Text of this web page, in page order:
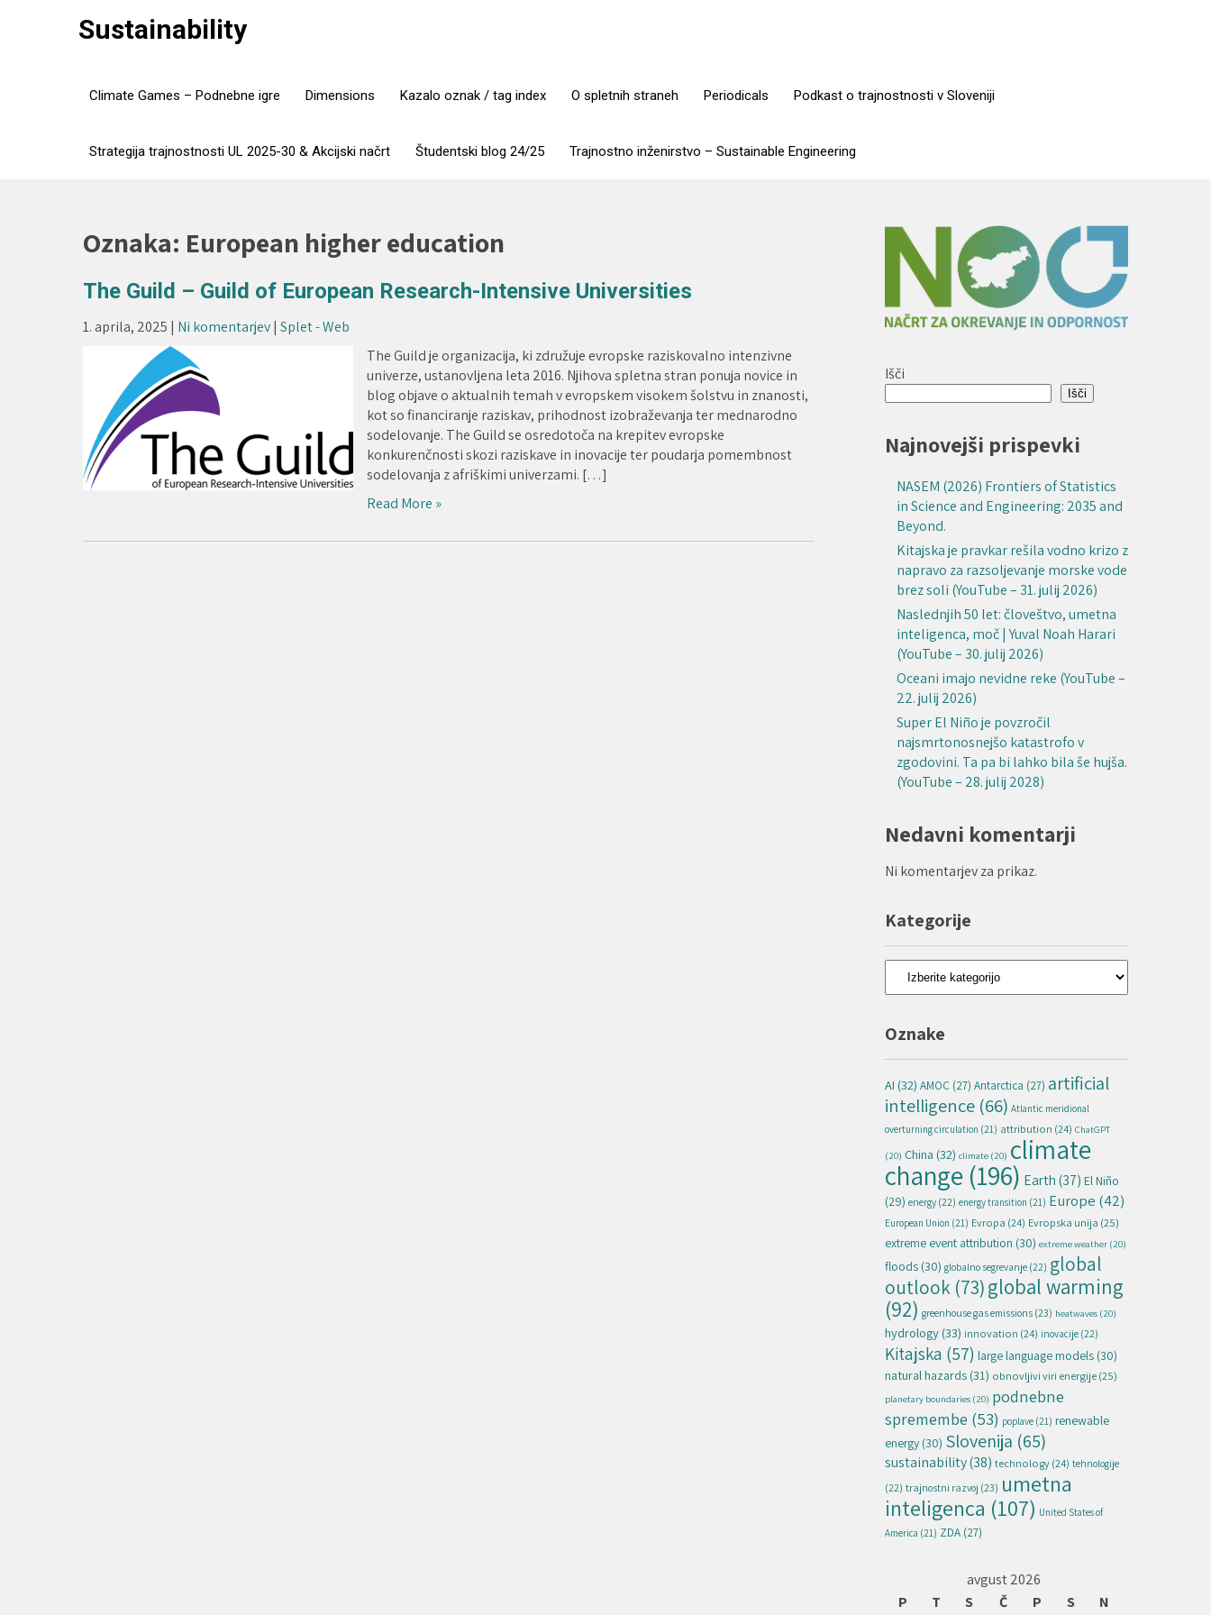
Sustainability
Climate Games – Podnebne igre Dimensions Kazalo oznak / tag index O spletnih straneh Periodicals Podkast o trajnostnosti v Sloveniji
Strategija trajnostnosti UL 2025-30 & Akcijski načrt Študentski blog 24/25 Trajnostno inženirstvo – Sustainable Engineering
Oznaka: European higher education
The Guild – Guild of European Research-Intensive Universities
1. aprila, 2025 | Ni komentarjev| Splet - Web
The Guild je organizacija, ki združuje evropske raziskovalno intenzivne
univerze, ustanovljena leta 2016. Njihova spletna stran ponuja novice in
blog objave o aktualnih temah v evropskem visokem šolstvu in znanosti,
kot so financiranje raziskav, prihodnost izobraževanja ter mednarodno
sodelovanje. The Guild se osredotoča na krepitev evropske
konkurenčnosti skozi raziskave in inovacije ter poudarja pomembnost
sodelovanja z afriškimi univerzami. […]
Read More »
Išči
Išči
Najnovejši prispevki
NASEM (2026) Frontiers of Statistics
in Science and Engineering: 2035 and
Beyond.
Kitajska je pravkar rešila vodno krizo z
napravo za razsoljevanje morske vode
brez soli (YouTube – 31. julij 2026)
Naslednjih 50 let: človeštvo, umetna
inteligenca, moč | Yuval Noah Harari
(YouTube – 30. julij 2026)
Oceani imajo nevidne reke (YouTube –
22. julij 2026)
Super El Niño je povzročil
najsmrtonosnejšo katastrofo v
zgodovini. Ta pa bi lahko bila še hujša.
(YouTube – 28. julij 2028)
Nedavni komentarji
Ni komentarjev za prikaz.
Kategorije
Kategorije
Oznake
AI (32) AMOC (27) Antarctica (27) artificial
intelligence (66) Atlantic meridional
overturning circulation (21) attribution (24) ChatGPT
(20) China (32) climate (20) climate
change (196) Earth (37) El Niño
(29) energy (22) energy transition (21) Europe (42)
European Union (21) Evropa (24) Evropska unija (25)
extreme event attribution (30) extreme weather (20)
floods (30) globalno segrevanje (22) global
outlook (73)global warming
(92) greenhouse gas emissions (23) heatwaves (20)
hydrology(33) innovation (24) inovacije (22)
Kitajska (57) large language models (30)
natural hazards (31) obnovljivi viri energije(25)
planetary boundaries (20) podnebne
spremembe (53) poplave (21) renewable
energy (30) Slovenija (65)
sustainability(38) technology(24) tehnologije
(22) trajnostni razvoj (23) umetna
inteligenca (107) United States of
America (21) ZDA (27)
avgust 2026
P
T S Č P S N